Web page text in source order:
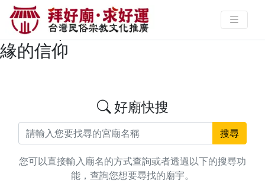
搜尋屏東縣恆春鎮蘇府千歲王爺廟
宇資料 | 拜好廟求好運 找到與您有
緣的信仰
好廟快搜
搜尋
您可以直接輸入廟名的方式查詢或者透過以下的搜尋功
能，查詢您想要尋找的廟宇。